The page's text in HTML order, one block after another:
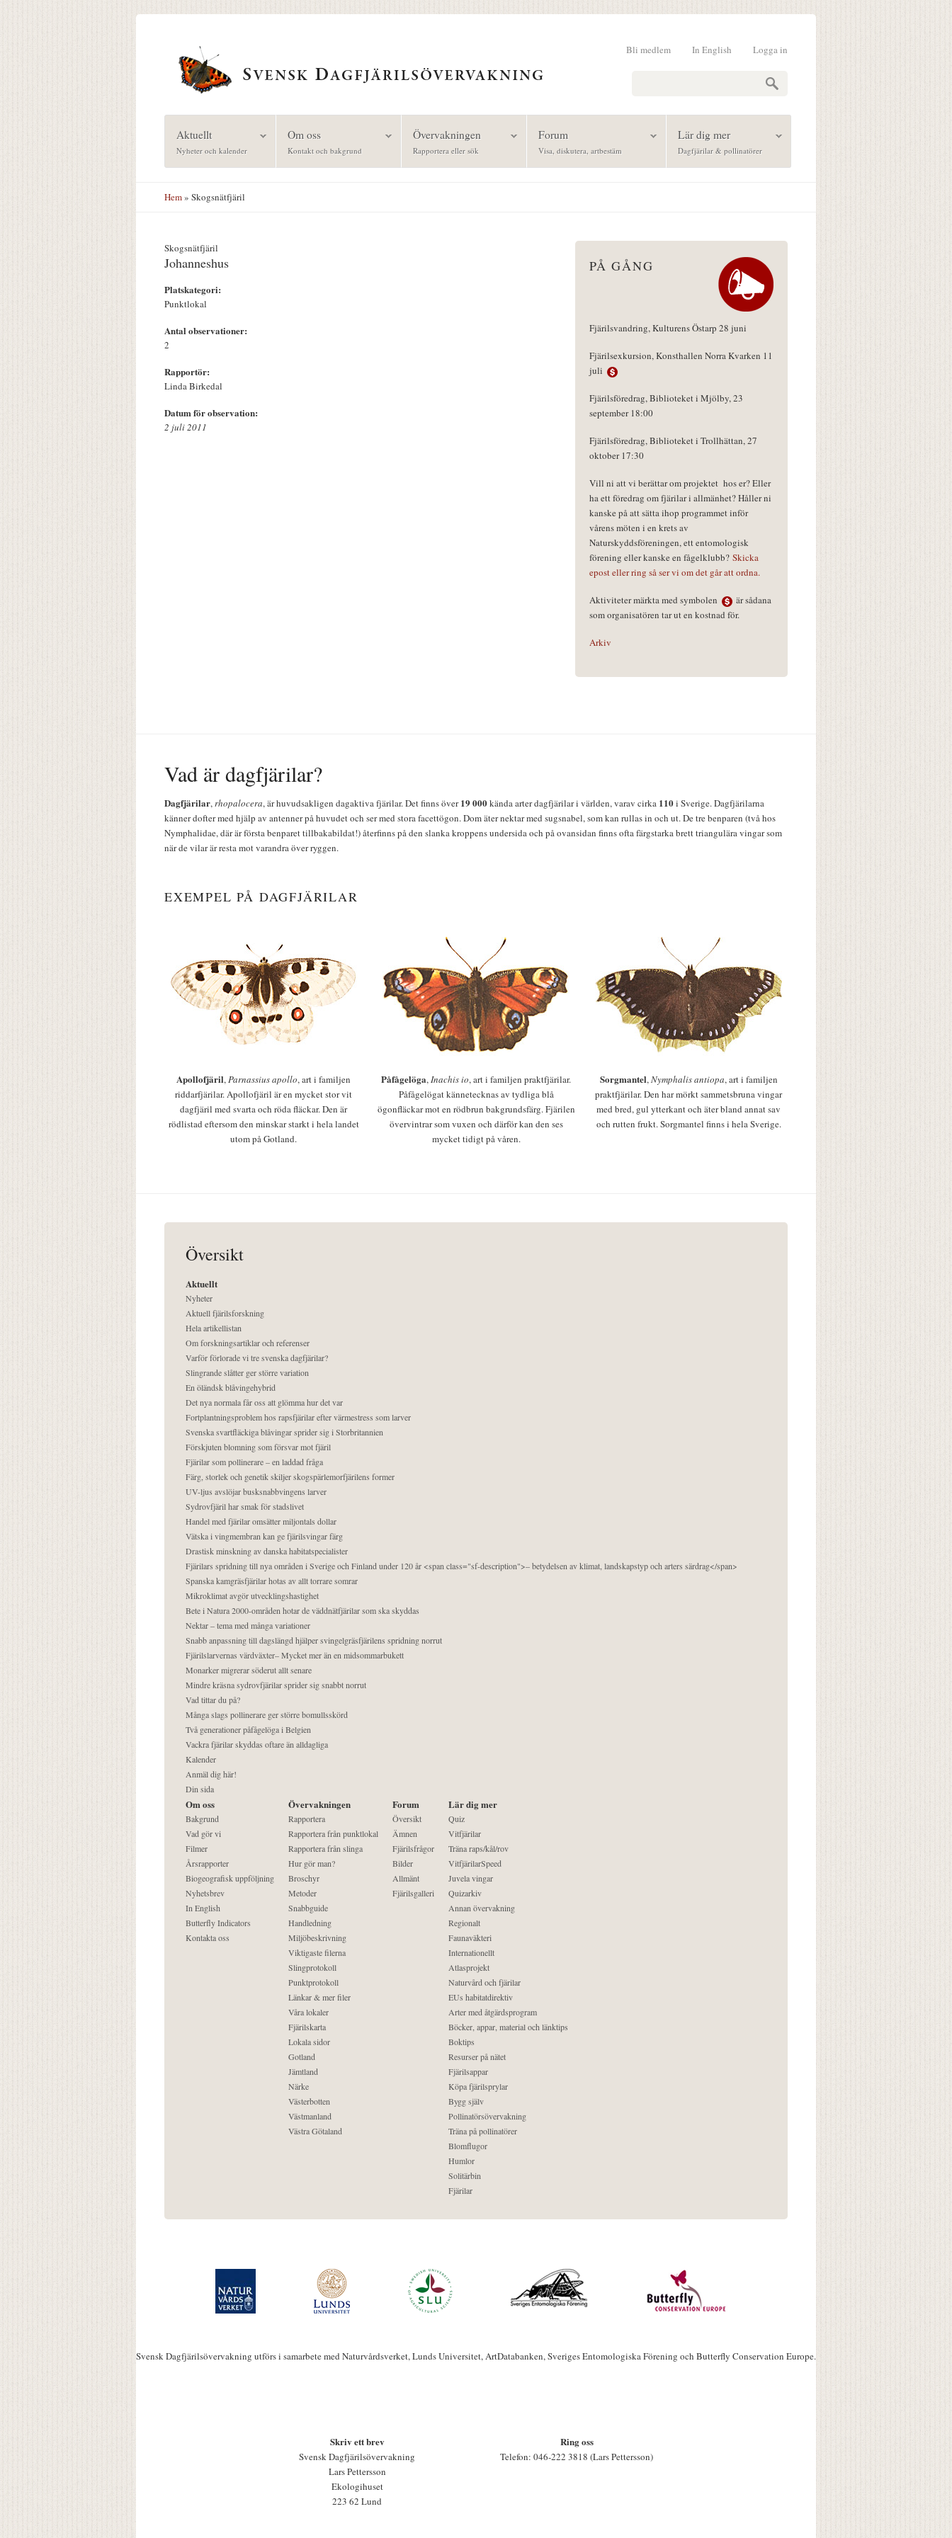
Logga in
In English
Bli medlem
Aktuellt
Nyheter och kalender
Om oss
Kontakt och bakgrund
Övervakningen
Rapportera eller sök
Forum
Visa, diskutera, artbestäm
Lär dig mer
Dagfjärilar & pollinatörer
Hem» Skogsnätfjäril
Skogsnätfjäril
Johanneshus
Platskategori:
Punktlokal
Antal observationer:
2
Rapportör:
Linda Birkedal
Datum för observation:
2 juli 2011
PÅ GÅNG
Fjärilsvandring, Kulturens Östarp 28 juni
Fjärilsexkursion, Konsthallen Norra Kvarken 11
juli
Fjärilsföredrag, Biblioteket i Mjölby, 23
september 18:00
Fjärilsföredrag, Biblioteket i Trollhättan, 27
oktober 17:30
Vill ni att vi berättar om projektet hos er? Eller
ha ett föredrag om fjärilar i allmänhet? Håller ni
kanske på att sätta ihop programmet inför
vårens möten i en krets av
Naturskyddsföreningen, ett entomologisk
förening eller kanske en fågelklubb? Skicka
epost eller ring så ser vi om det går att ordna.
Aktiviteter märkta med symbolen
är sådana
som organisatören tar ut en kostnad för.
Arkiv
Vad är dagfjärilar?
Dagfjärilar,rhopalocera, är huvudsakligen dagaktiva fjärilar. Det finns över19 000kända arter dagfjärilar i världen, varav cirka 110i Sverige. Dagfjärilarna
känner dofter med hjälp av antenner på huvudet och ser med stora facettögon. Dom äter nektar med sugsnabel, som kan rullas in och ut. De tre benparen (två hos
Nymphalidae, där är första benparet tillbakabildat!) återfinns på den slanka kroppens undersida och på ovansidan finns ofta färgstarka brett triangulära vingar som
när de vilar är resta mot varandra över ryggen.
EXEMPEL PÅ DAGFJÄRILAR
Apollofjäril,Parnassius apollo, art i familjen
riddarfjärilar. Apollofjäril är en mycket stor vit
dagfjäril med svarta och röda fläckar. Den är
rödlistad eftersom den minskar starkt i hela landet
utom på Gotland.
Påfågelöga,Inachis io, art i familjen praktfjärilar.
Påfågelögat kännetecknas av tydliga blå
ögonfläckar mot en rödbrun bakgrundsfärg. Fjärilen
övervintrar som vuxen och därför kan den ses
mycket tidigt på våren.
Sorgmantel,Nymphalis antiopa, art i familjen
praktfjärilar. Den har mörkt sammetsbruna vingar
med bred, gul ytterkant och äter bland annat sav
och rutten frukt. Sorgmantel finns i hela Sverige.
Översikt
Aktuellt
Nyheter
Aktuell fjärilsforskning
Hela artikellistan
Om forskningsartiklar och referenser
Varför förlorade vi tre svenska dagfjärilar?
Slingrande slåtter ger större variation
En öländsk blåvingehybrid
Det nya normala får oss att glömma hur det var
Fortplantningsproblem hos rapsfjärilar efter värmestress som larver
Svenska svartfläckiga blåvingar sprider sig i Storbritannien
Förskjuten blomning som försvar mot fjäril
Fjärilar som pollinerare – en laddad fråga
Färg, storlek och genetik skiljer skogspärlemorfjärilens former
UV-ljus avslöjar busksnabbvingens larver
Sydrovfjäril har smak för stadslivet
Handel med fjärilar omsätter miljontals dollar
Vätska i vingmembran kan ge fjärilsvingar färg
Drastisk minskning av danska habitatspecialister
Fjärilars spridning till nya områden i Sverige och Finland under 120 år <span class="sf-description">– betydelsen av klimat, landskapstyp och arters särdrag</span>
Spanska kamgräsfjärilar hotas av allt torrare somrar
Mikroklimat avgör utvecklingshastighet
Bete i Natura 2000-områden hotar de väddnätfjärilar som ska skyddas
Nektar – tema med många variationer
Snabb anpassning till dagslängd hjälper svingelgräsfjärilens spridning norrut
Fjärilslarvernas värdväxter– Mycket mer än en midsommarbukett
Monarker migrerar söderut allt senare
Mindre kräsna sydrovfjärilar sprider sig snabbt norrut
Vad tittar du på?
Många slags pollinerare ger större bomullsskörd
Två generationer påfågelöga i Belgien
Vackra fjärilar skyddas oftare än alldagliga
Kalender
Anmäl dig här!
Din sida
Om oss
Bakgrund
Vad gör vi
Filmer
Årsrapporter
Biogeografisk uppföljning
Nyhetsbrev
In English
Butterfly Indicators
Kontakta oss
Övervakningen
Rapportera
Rapportera från punktlokal
Rapportera från slinga
Hur gör man?
Broschyr
Metoder
Snabbguide
Handledning
Miljöbeskrivning
Viktigaste filerna
Slingprotokoll
Punktprotokoll
Länkar & mer filer
Våra lokaler
Fjärilskarta
Lokala sidor
Gotland
Jämtland
Närke
Västerbotten
Västmanland
Västra Götaland
Forum
Översikt
Ämnen
Fjärilsfrågor
Bilder
Allmänt
Fjärilsgalleri
Lär dig mer
Quiz
Vitfjärilar
Träna raps/kål/rov
VitfjärilarSpeed
Juvela vingar
Quizarkiv
Annan övervakning
Regionalt
Faunaväkteri
Internationellt
Atlasprojekt
Naturvård och fjärilar
EUs habitatdirektiv
Arter med åtgärdsprogram
Böcker, appar, material och länktips
Boktips
Resurser på nätet
Fjärilsappar
Köpa fjärilsprylar
Bygg själv
Pollinatörsövervakning
Träna på pollinatörer
Blomflugor
Humlor
Solitärbin
Fjärilar
Svensk Dagfjärilsövervakning utförs i samarbete med Naturvårdsverket, Lunds Universitet, ArtDatabanken, Sveriges Entomologiska Förening och Butterfly Conservation Europe.
Skriv ett brev
Svensk Dagfjärilsövervakning
Lars Pettersson
Ekologihuset
223 62 Lund
Ring oss
Telefon: 046-222 3818 (Lars Pettersson)